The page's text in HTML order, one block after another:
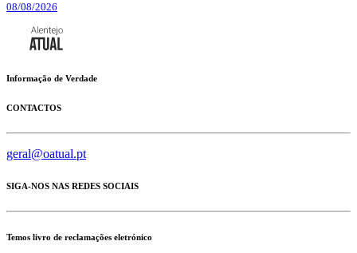
08/08/2026
Informação de Verdade
CONTACTOS
geral@oatual.pt
SIGA-NOS NAS REDES SOCIAIS
Temos livro de reclamações eletrónico